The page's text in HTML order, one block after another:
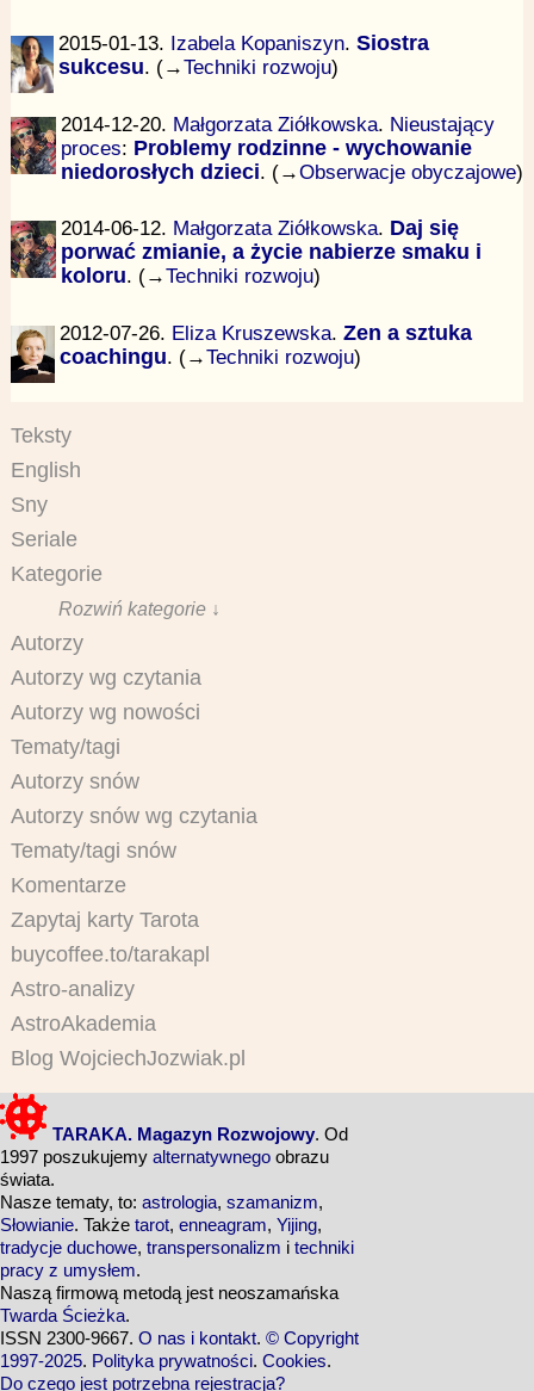
2015-01-13. Izabela Kopaniszyn. Siostra
sukcesu. (→Techniki rozwoju)
2014-12-20. Małgorzata Ziółkowska. Nieustający
proces: Problemy rodzinne - wychowanie
niedorosłych dzieci. (→Obserwacje obyczajowe)
2014-06-12. Małgorzata Ziółkowska. Daj się
porwać zmianie, a życie nabierze smaku i
koloru. (→Techniki rozwoju)
2012-07-26. Eliza Kruszewska. Zen a sztuka
coachingu. (→Techniki rozwoju)
Teksty
English
Sny
Seriale
Kategorie
Rozwiń kategorie ↓
Autorzy
Autorzy wg czytania
Autorzy wg nowości
Tematy/tagi
Autorzy snów
Autorzy snów wg czytania
Tematy/tagi snów
Komentarze
Zapytaj karty Tarota
buycoffee.to/tarakapl
Astro-analizy
AstroAkademia
Blog WojciechJozwiak.pl
TARAKA. Magazyn Rozwojowy. Od
1997 poszukujemy alternatywnego obrazu
świata.
Nasze tematy, to: astrologia, szamanizm,
Słowianie. Także tarot, enneagram, Yijing,
tradycje duchowe, transpersonalizm i techniki
pracy z umysłem.
Naszą firmową metodą jest neoszamańska
Twarda Ścieżka.
ISSN 2300-9667. O nas i kontakt. © Copyright
1997-2025. Polityka prywatności. Cookies.
Do czego jest potrzebna rejestracja?